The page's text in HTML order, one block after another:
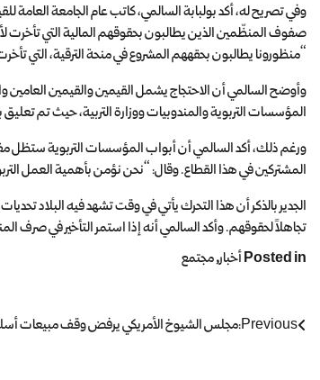
وفي تصريح له، أكد بولبابة السالمي، كاتب عام الجامعة العامة
صفوف المنظّمين الذين يطالبون بحقوقهم المالية التي تأخرت
“منظورونا يطالبون بحقههم المشروع في منحة الترقية، التي
المؤسسات التربوية والمندوبيات ووزارة التربية، حيث تم تعليق
ورغم ذلك، أكد السالمي أن أبواب المؤسسات التربوية ستظل
المشتركين في هذا القطاع. وقال: “نحن نؤمن بأهمية العمل
الجدير بالذكر أن هذا التحرك يأتي في وقت تشهد فيه البلاد
تجاهلاً لحقوقهم. وأكد السالمي أنه إذا استمر التأخير في صرف
Posted inأخبار,مجتمع
Previous:مجلس الشيوخ الأمريكي يرفض وقف مبيعات